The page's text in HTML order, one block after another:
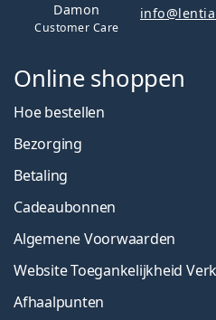
Damon
Customer Care
Online shoppen
Hoe bestellen
Bezorging
Betaling
Cadeaubonnen
Algemene Voorwaarden
Website Toegankelijkheid
Afhaalpunten